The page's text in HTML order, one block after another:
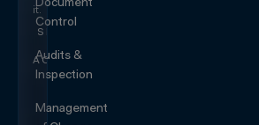
it.
SEE IT
ACTION
Document
Control
Audits &
Inspection
Management